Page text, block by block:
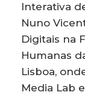
Interativa
Nuno
Digitais na
Humanas
Lisboa,
Media Lab